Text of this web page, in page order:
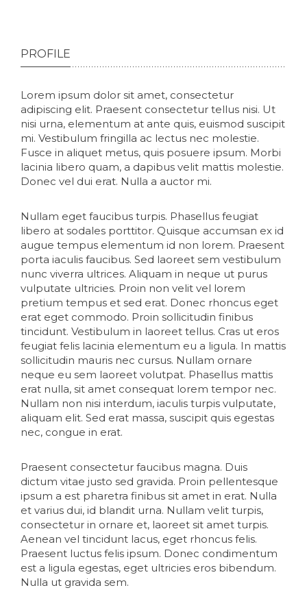
PROFILE
Lorem ipsum dolor sit amet, consectetur
adipiscing elit. Praesent consectetur tellus nisi. Ut
nisi urna, elementum at ante quis, euismod suscipit
mi. Vestibulum fringilla ac lectus nec molestie.
Fusce in aliquet metus, quis posuere ipsum. Morbi
lacinia libero quam, a dapibus velit mattis molestie.
Donec vel dui erat. Nulla a auctor mi.
Nullam eget faucibus turpis. Phasellus feugiat
libero at sodales porttitor. Quisque accumsan ex id
augue tempus elementum id non lorem. Praesent
porta iaculis faucibus. Sed laoreet sem vestibulum
nunc viverra ultrices. Aliquam in neque ut purus
vulputate ultricies. Proin non velit vel lorem
pretium tempus et sed erat. Donec rhoncus eget
erat eget commodo. Proin sollicitudin finibus
tincidunt. Vestibulum in laoreet tellus. Cras ut eros
feugiat felis lacinia elementum eu a ligula. In mattis
sollicitudin mauris nec cursus. Nullam ornare
neque eu sem laoreet volutpat. Phasellus mattis
erat nulla, sit amet consequat lorem tempor nec.
Nullam non nisi interdum, iaculis turpis vulputate,
aliquam elit. Sed erat massa, suscipit quis egestas
nec, congue in erat.
Praesent consectetur faucibus magna. Duis
dictum vitae justo sed gravida. Proin pellentesque
ipsum a est pharetra finibus sit amet in erat. Nulla
et varius dui, id blandit urna. Nullam velit turpis,
consectetur in ornare et, laoreet sit amet turpis.
Aenean vel tincidunt lacus, eget rhoncus felis.
Praesent luctus felis ipsum. Donec condimentum
est a ligula egestas, eget ultricies eros bibendum.
Nulla ut gravida sem.